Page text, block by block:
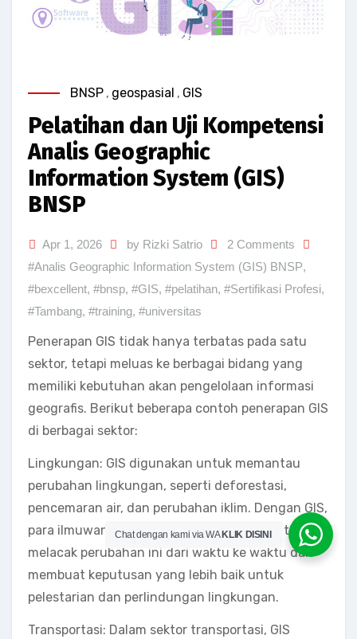
BNSP , geospasial , GIS
Pelatihan dan Uji Kompetensi
Analis Geographic
Information System (GIS)
BNSP
Apr 1, 2026 by Rizki Satrio
2 Comments
#Analis Geographic Information System (GIS) BNSP,
#bexcellent, #bnsp, #GIS, #pelatihan, #Sertifikasi Profesi,
#Tambang, #training, #universitas
Penerapan GIS tidak hanya terbatas pada satu
sektor, tetapi meluas ke berbagai bidang yang
memiliki kebutuhan akan pengelolaan informasi
geografis. Berikut beberapa contoh penerapan GIS
di berbagai sektor:
Lingkungan: GIS digunakan untuk memantau
perubahan lingkungan, seperti deforestasi,
pencemaran air, dan perubahan iklim. Dengan GIS,
para ilmuwan dan pembuat kebijakan dapat
melacak perubahan ini dari waktu ke waktu dan
membuat keputusan yang lebih baik untuk
pelestarian dan perlindungan lingkungan.
Transportasi: Dalam sektor transportasi, GIS
Chat dengan kami via WA KLIK DISINI